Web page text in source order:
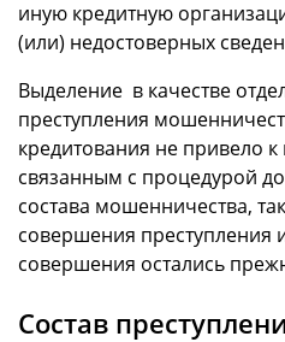
иную кредитную
(или) недостоверных
Выделение в качестве
преступления
кредитования не привело
связанным с процедурой
состава мошенничества,
совершения преступления
совершения остались
Состав